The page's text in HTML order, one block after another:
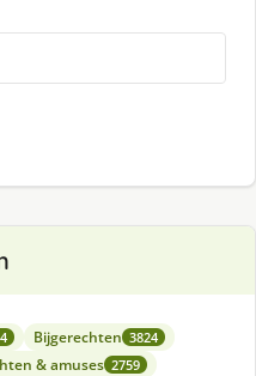
Bijgerechten 3824
& amuses 2759